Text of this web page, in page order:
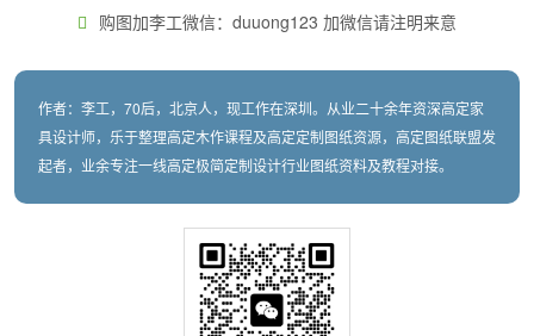
购图加李工微信：duuong123 加微信请注明来意
作者：李工，70后，北京人，现工作在深圳。从业二十余年资深高定家
具设计师，乐于整理高定木作课程及高定定制图纸资源，高定图纸联盟发
起者，业余专注一线高定极简定制设计行业图纸资料及教程对接。